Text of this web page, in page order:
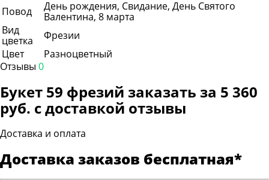
Повод
День рождения, Свидание, День Святого
Валентина, 8 марта
Вид
цветка
Фрезии
Цвет
Разноцветный
Отзывы 0
Букет 59 фрезий заказать за 5 360
руб. с доставкой отзывы
Доставка и оплата
Доставка заказов бесплатная*